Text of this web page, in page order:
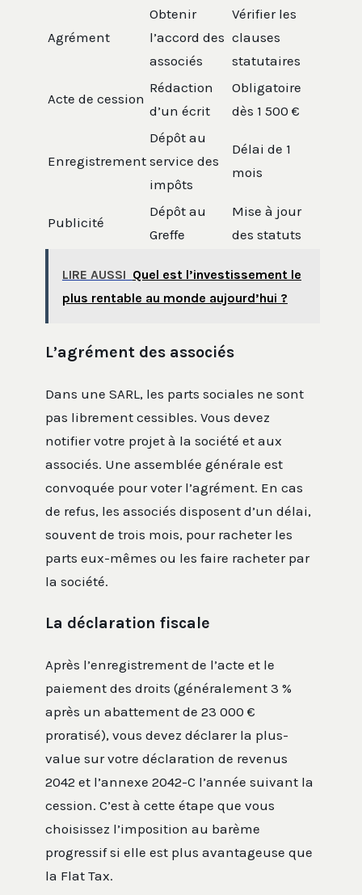
Agrément
Obtenir
l’accord des
associés
Vérifier les
clauses
statutaires
Acte de cession
Rédaction
d’un écrit
Obligatoire
dès 1 500 €
Enregistrement
Dépôt au
service des
impôts
Délai de 1
mois
Publicité
Dépôt au
Greffe
Mise à jour
des statuts
LIRE AUSSI Quel est l’investissement le
plus rentable au monde aujourd’hui ?
L’agrément des associés
Dans une SARL, les parts sociales ne sont
pas librement cessibles. Vous devez
notifier votre projet à la société et aux
associés. Une assemblée générale est
convoquée pour voter l’agrément. En cas
de refus, les associés disposent d’un délai,
souvent de trois mois, pour racheter les
parts eux-mêmes ou les faire racheter par
la société.
La déclaration fiscale
Après l’enregistrement de l’acte et le
paiement des droits (généralement 3 %
après un abattement de 23 000 €
proratisé), vous devez déclarer la plus-
value sur votre déclaration de revenus
2042 et l’annexe 2042-C l’année suivant la
cession. C’est à cette étape que vous
choisissez l’imposition au barème
progressif si elle est plus avantageuse que
la Flat Tax.